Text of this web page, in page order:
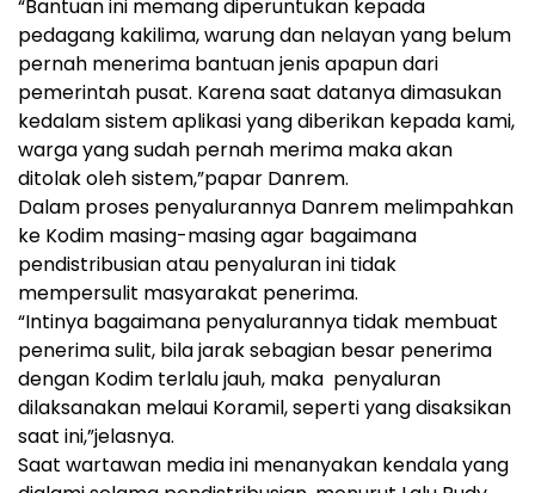
“Bantuan ini memang diperuntukan kepada
pedagang kakilima, warung dan nelayan yang belum
pernah menerima bantuan jenis apapun dari
pemerintah pusat. Karena saat datanya dimasukan
kedalam sistem aplikasi yang diberikan kepada kami,
warga yang sudah pernah merima maka akan
ditolak oleh sistem,”papar Danrem.
Dalam proses penyalurannya Danrem melimpahkan
ke Kodim masing-masing agar bagaimana
pendistribusian atau penyaluran ini tidak
mempersulit masyarakat penerima.
“Intinya bagaimana penyalurannya tidak membuat
penerima sulit, bila jarak sebagian besar penerima
dengan Kodim terlalu jauh, maka penyaluran
dilaksanakan melaui Koramil, seperti yang disaksikan
saat ini,”jelasnya.
Saat wartawan media ini menanyakan kendala yang